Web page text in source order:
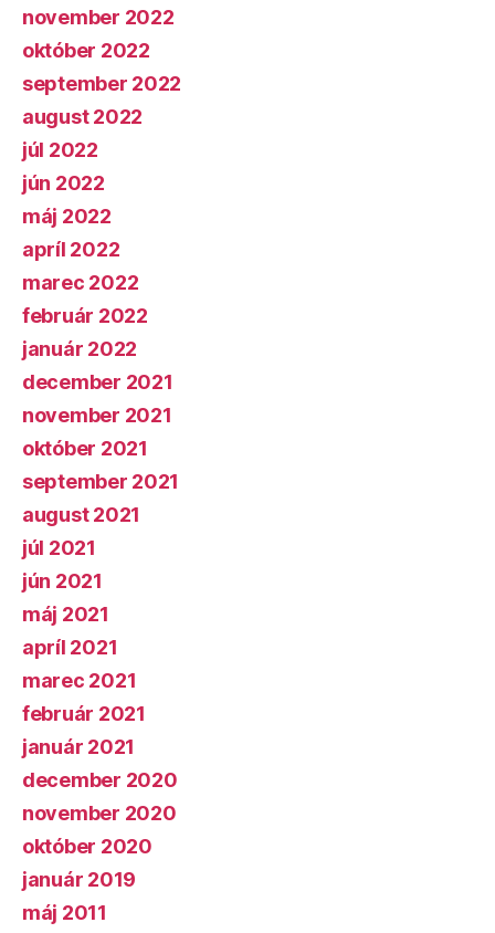
november 2022
október 2022
september 2022
august 2022
júl 2022
jún 2022
máj 2022
apríl 2022
marec 2022
február 2022
január 2022
december 2021
november 2021
október 2021
september 2021
august 2021
júl 2021
jún 2021
máj 2021
apríl 2021
marec 2021
február 2021
január 2021
december 2020
november 2020
október 2020
január 2019
máj 2011